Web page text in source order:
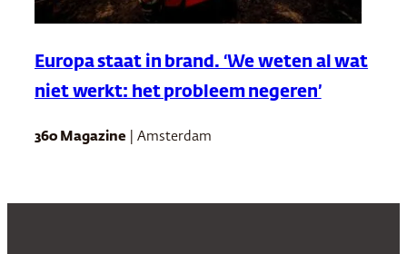
Europa staat in brand. ‘We weten al wat
niet werkt: het probleem negeren’
360 Magazine | Amsterdam